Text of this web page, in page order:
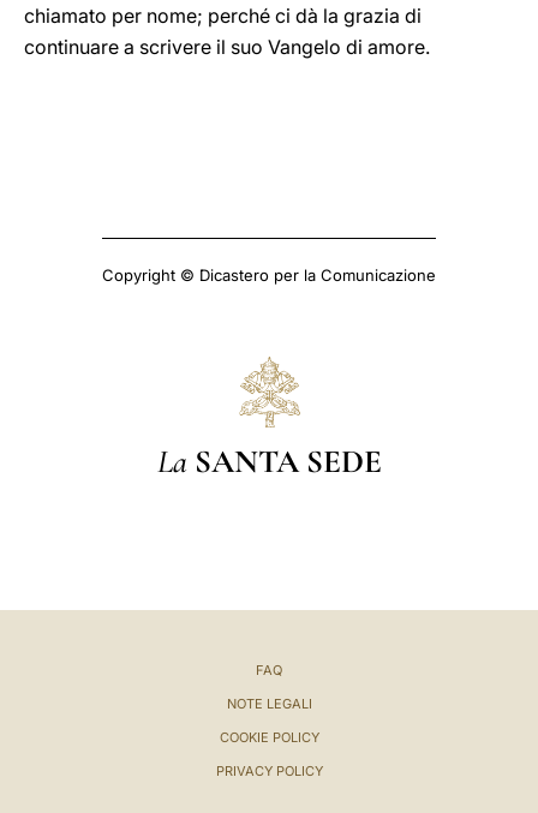
chiamato per nome; perché ci dà la grazia di
continuare a scrivere il suo Vangelo di amore.
Copyright © Dicastero per la Comunicazione
La SANTA SEDE
FAQ
NOTE LEGALI
COOKIE POLICY
PRIVACY POLICY